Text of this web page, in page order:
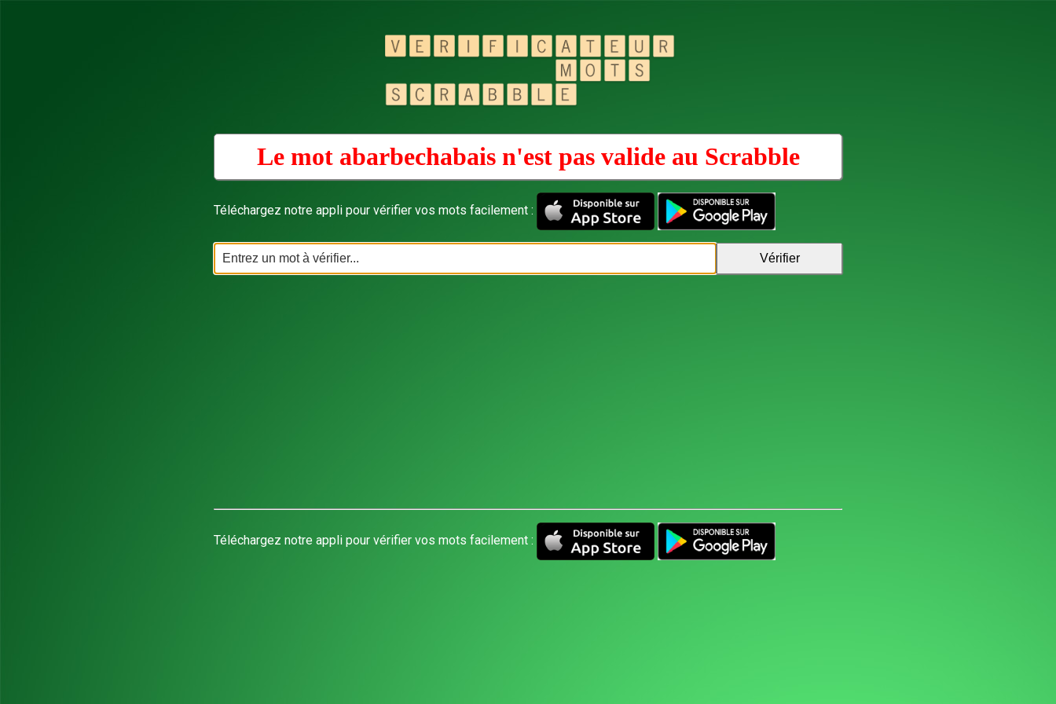
Le mot abarbechabais n'est pas valide au Scrabble
Téléchargez notre appli pour vérifier vos mots facilement :
Téléchargez notre appli pour vérifier vos mots facilement :